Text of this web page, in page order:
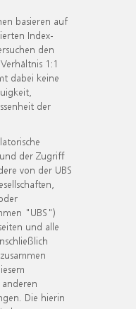
basieren auf
Index-
den
1:1
dabei keine
der
der Zugriff
von der UBS
"UBS")
und alle
Die hierin